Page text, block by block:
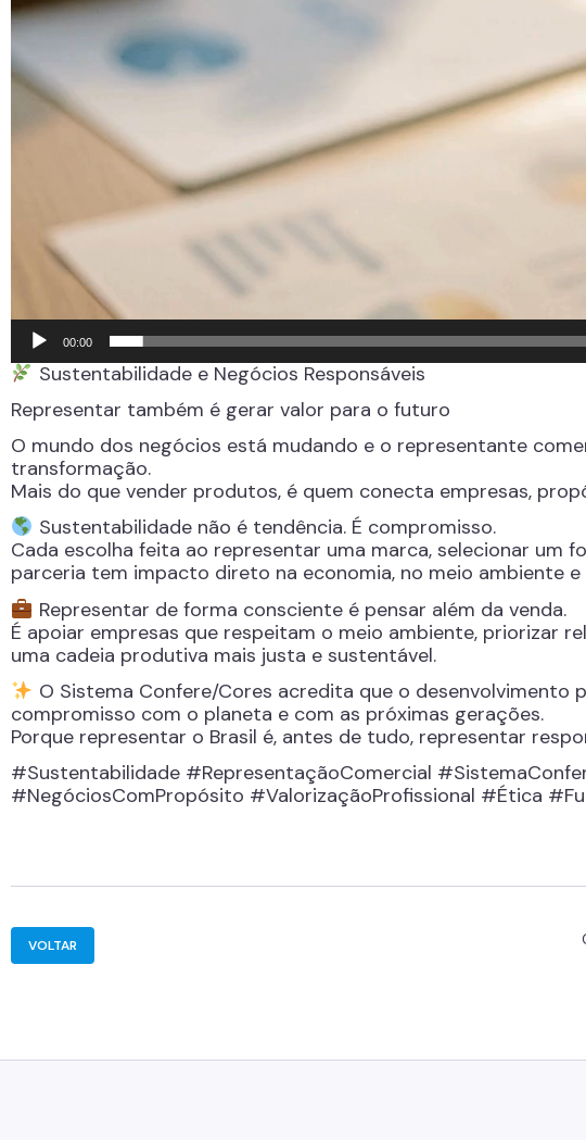
00:00
Sustentabilidade e Negócios Responsáveis
Representar também é gerar valor para o futuro
O mundo dos negócios está mudando e o representante
transformação.
Mais do que vender produtos, é quem conecta empresas,
Sustentabilidade não é tendência. É compromisso.
Cada escolha feita ao representar uma marca, selecionar um
parceria tem impacto direto na economia, no meio ambiente e
Representar de forma consciente é pensar além da venda.
É apoiar empresas que respeitam o meio ambiente, priorizar
uma cadeia produtiva mais justa e sustentável.
O Sistema Confere/Cores acredita que o desenvolvimento
compromisso com o planeta e com as próximas gerações.
Porque representar o Brasil é, antes de tudo, representar
#Sustentabilidade #RepresentaçãoComercial
#NegóciosComPropósito #ValorizaçãoProfissional #Ética
VOLTAR